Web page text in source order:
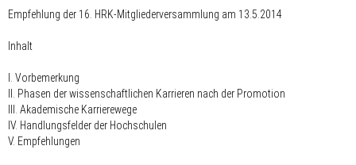
Empfehlung der 16. HRK-Mitgliederversammlung am 13.5.2014
Inhalt
I. Vorbemerkung
II. Phasen der wissenschaftlichen Karrieren nach der Promotion
III. Akademische Karrierewege
IV. Handlungsfelder der Hochschulen
V. Empfehlungen